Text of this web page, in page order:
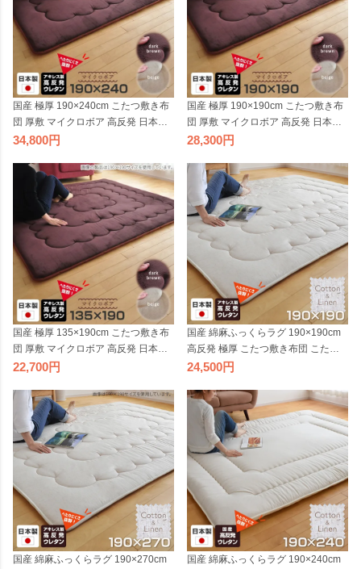
国産 極厚 190×240cm こたつ敷き布
団 厚敷 マイクロボア 高反発 日本製
こたつ 敷布団 厚敷き 厚手ラグ 分厚
ュ ダークブラウン
34,800
国産 極厚 190×190cm こたつ敷き布
団 厚敷 マイクロボア 高反発 日本製
こたつ 敷布団 厚敷き 厚手ラグ 分厚
ークブラウン
28,300
国産 極厚 135×190cm こたつ敷き布
団 厚敷 マイクロボア 高反発 日本製
こたつ 敷布団 厚敷き 厚手ラグ 分厚
ークブラウン
22,700
国産 綿麻ふっくらラグ 190×190cm
高反発 極厚 こたつ敷き布団 こたつ
敷布団 厚敷き 厚手 分厚い 春夏 秋冬
ビッグモリーズ
24,500
国産 綿麻ふっくらラグ 190×270cm
国産 綿麻ふっくらラグ 190×240cm